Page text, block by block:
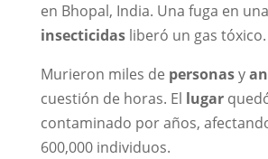
en Bhopal, India. Una fuga en
insecticidasliberó un gas tóxico.
Murieron miles de personasy
cuestión de horas. El lugar
contaminado por años,
600,000 individuos.